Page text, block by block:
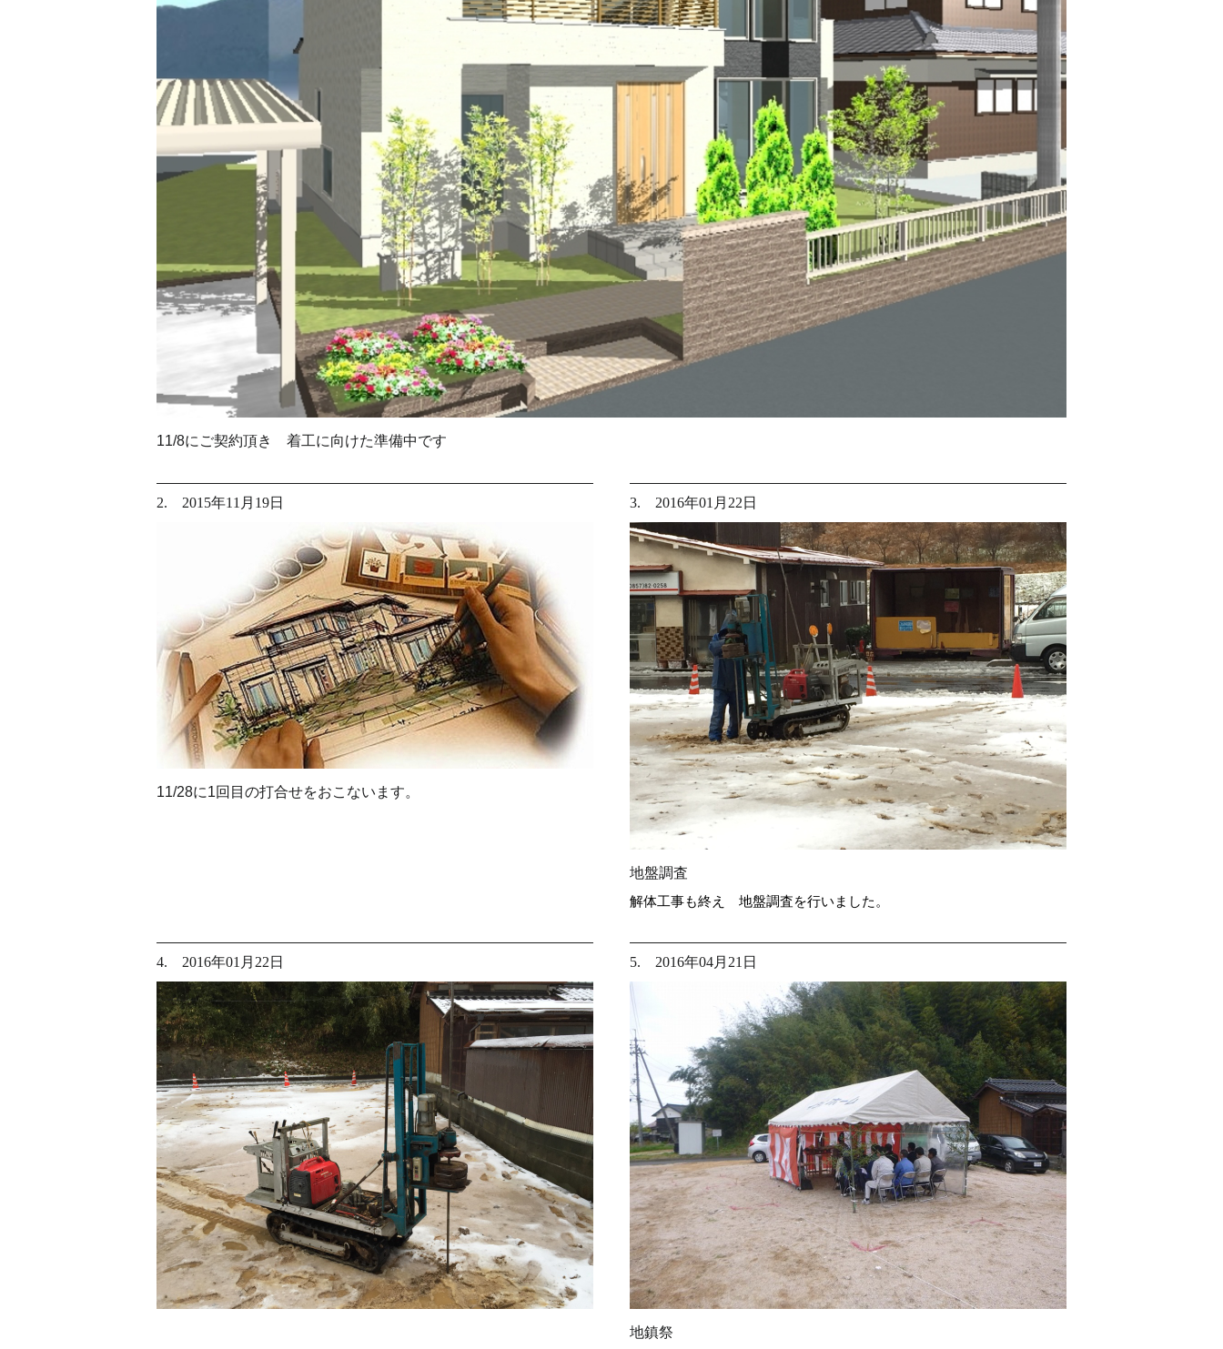
11/8にご契約頂き 着工に向けた準備中です
2. 2015年11月19日
11/28に1回目の打合せをおこないます。
3. 2016年01月22日
地盤調査
解体工事も終え 地盤調査を行いました。
4. 2016年01月22日 5. 2016年04月21日
地鎮祭